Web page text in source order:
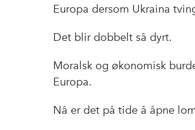
Europa dersom Ukraina
Det blir dobbelt så dyrt.
Moralsk og økonomisk
Europa.
Nå er det på tide å åpne